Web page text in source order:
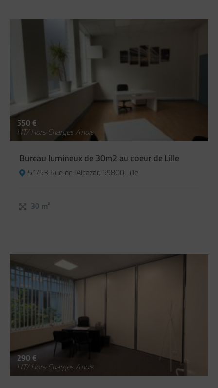
550 €
HT/ Hors Charges /mois
Bureau lumineux de 30m2 au coeur de Lille
51/53 Rue de l'Alcazar, 59800 Lille
30 m²
290 €
HT/ Hors Charges /mois